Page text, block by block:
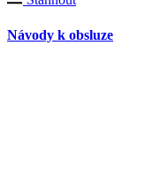
Návody k obsluze